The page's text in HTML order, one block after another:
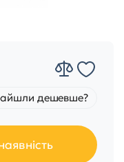
дешевше?